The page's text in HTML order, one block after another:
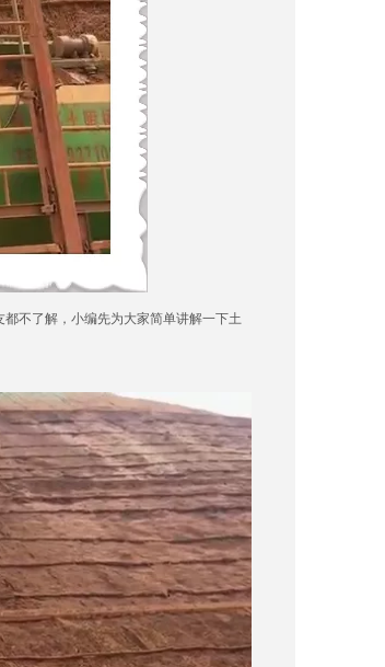
不了解，小编先为大家简单讲解一下土